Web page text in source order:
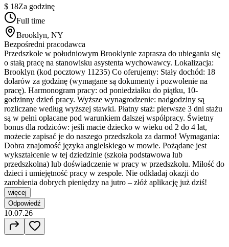
$ 18Za godzinę
Full time
Brooklyn, NY
Bezpośredni pracodawca
Przedszkole w południowym Brooklynie zaprasza do ubiegania się
o stałą pracę na stanowisku asystenta wychowawcy. Lokalizacja:
Brooklyn (kod pocztowy 11235) Co oferujemy: Stały dochód: 18
dolarów za godzinę (wymagane są dokumenty i pozwolenie na
pracę). Harmonogram pracy: od poniedziałku do piątku, 10-
godzinny dzień pracy. Wyższe wynagrodzenie: nadgodziny są
rozliczane według wyższej stawki. Płatny staż: pierwsze 3 dni stażu
są w pełni opłacane pod warunkiem dalszej współpracy. Świetny
bonus dla rodziców: jeśli macie dziecko w wieku od 2 do 4 lat,
możecie zapisać je do naszego przedszkola za darmo! Wymagania:
Dobra znajomość języka angielskiego w mowie. Pożądane jest
wykształcenie w tej dziedzinie (szkoła podstawowa lub
przedszkolna) lub doświadczenie w pracy w przedszkolu. Miłość do
dzieci i umiejętność pracy w zespole. Nie odkładaj okazji do
zarobienia dobrych pieniędzy na jutro – złóż aplikację już dziś!
więcej
Odpowiedź
10.07.26